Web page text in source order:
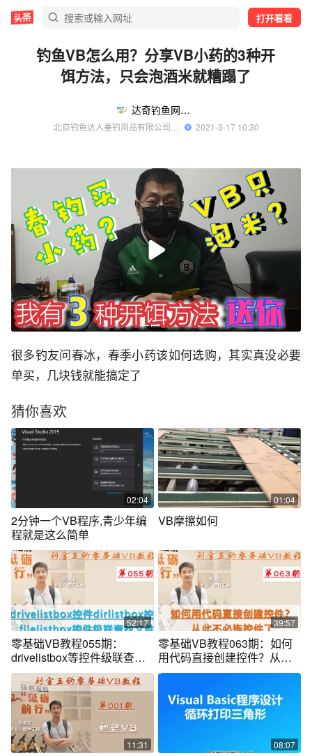
打开看看
钓鱼VB怎么用？分享VB小药的3种开
饵方法，只会泡酒米就糟蹋了
达奇钓鱼网官方号
  2021-3-17 10:30
很多钓友问春冰，春季小药该如何选购，其实真没必要
单买，几块钱就能搞定了
猜你喜欢
02:04
2分钟一个VB程序,青少年编
程就是这么简单
01:04
VB摩擦如何
52:17
零基础VB教程055期：
drivelistbox等控件级联查找
文件
39:57
零基础VB教程063期：如何
用代码直接创建控件？从此
不必拖控件了
11:31 08:07